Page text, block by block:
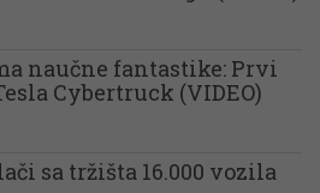
naučne fantastike: Prvi
Cybertruck (VIDEO)
sa tržišta 16.000 vozila